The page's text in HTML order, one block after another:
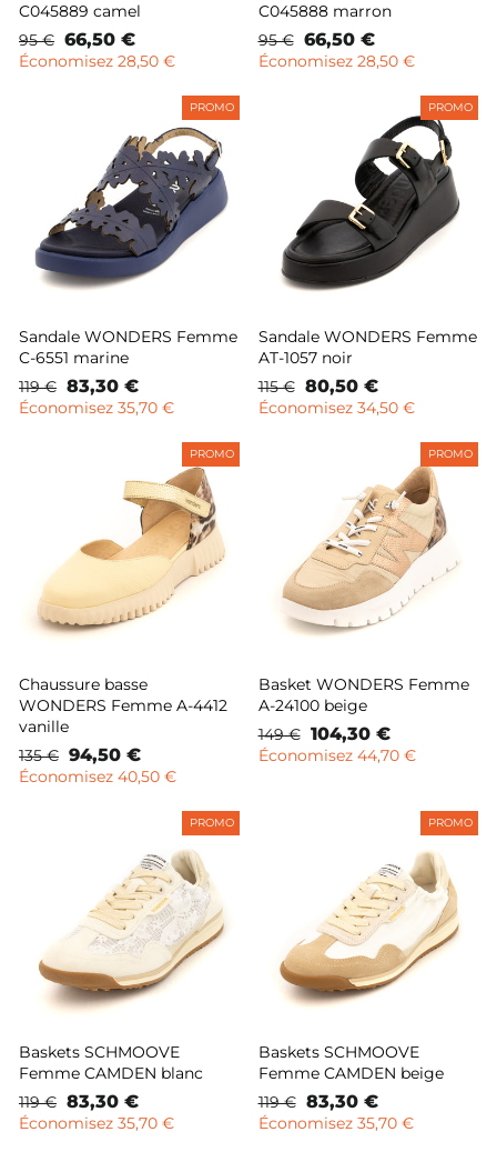
C045889 camel
Prix
normal
95 € Prix
remisé
66,50 €
Économisez 28,50 €
C045888 marron
Prix
normal
95 € Prix
remisé
66,50 €
Économisez 28,50 €
PROMO
Sandale WONDERS Femme
C-6551 marine
Prix
normal
119 € Prix
remisé
83,30 €
Économisez 35,70 €
PROMO
Sandale WONDERS Femme
AT-1057 noir
Prix
normal
115 € Prix
remisé
80,50 €
Économisez 34,50 €
PROMO
Chaussure basse
WONDERS Femme A-4412
vanille
Prix
normal
135 € Prix
remisé
94,50 €
Économisez 40,50 €
PROMO
Basket WONDERS Femme
A-24100 beige
Prix
normal
149 € Prix
remisé
104,30 €
Économisez 44,70 €
PROMO
Baskets SCHMOOVE
Femme CAMDEN blanc
Prix
normal
119 € Prix
remisé
83,30 €
Économisez 35,70 €
PROMO
Baskets SCHMOOVE
Femme CAMDEN beige
Prix
normal
119 € Prix
remisé
83,30 €
Économisez 35,70 €